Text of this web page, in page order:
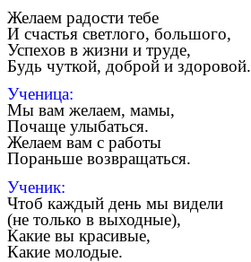
Желаем радости тебе
И счастья светлого, большого,
Успехов в жизни и труде,
Будь чуткой, доброй и здоровой.
Ученица:
Мы вам желаем, мамы,
Почаще улыбаться.
Желаем вам с работы
Пораньше возвращаться.
Ученик:
Чтоб каждый день мы видели
(не только в выходные),
Какие вы красивые,
Какие молодые.